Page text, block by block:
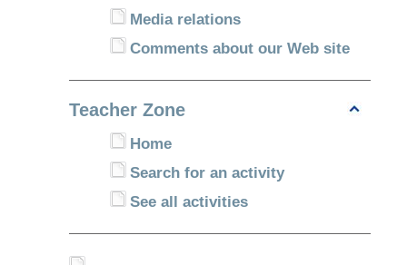
Media relations
Comments about our Web site
Teacher Zone
Home
Search for an activity
See all activities